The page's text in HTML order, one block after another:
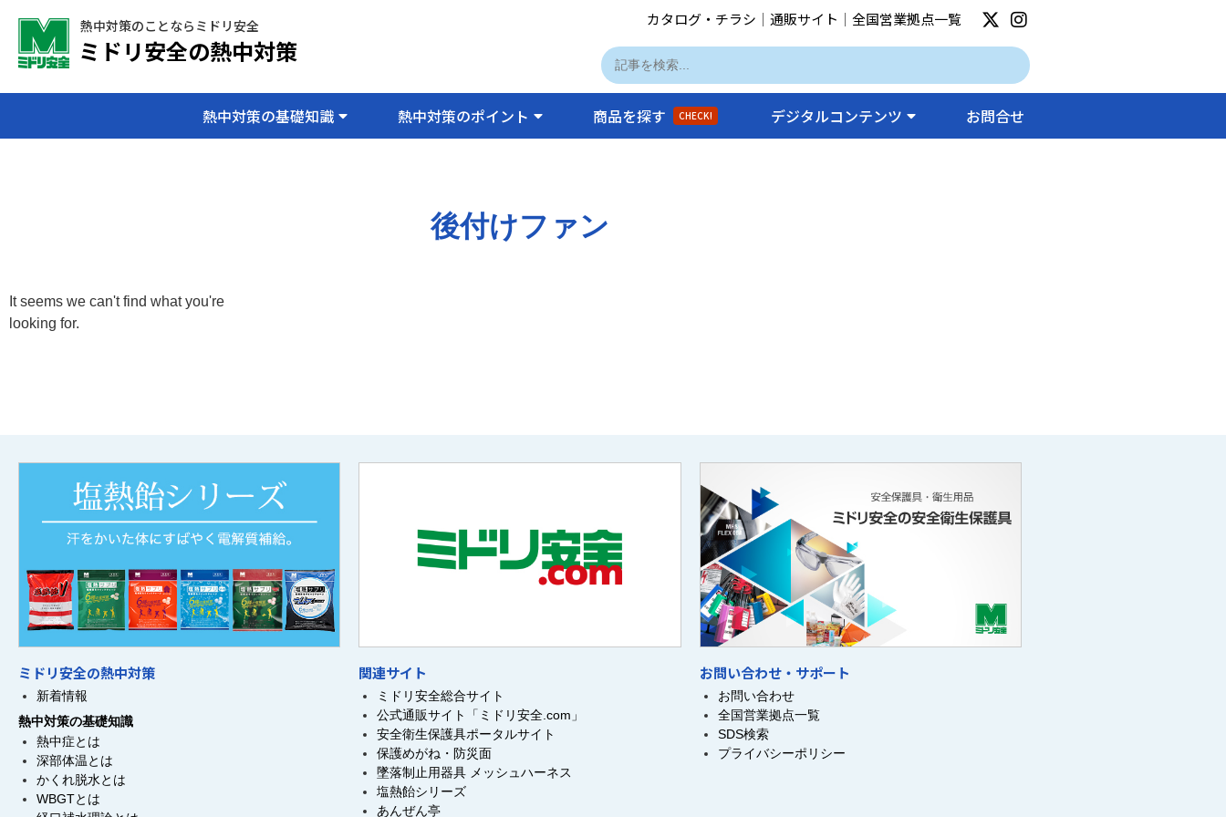
熱中対策のことならミドリ安全
ミドリ安全の熱中対策
カタログ・チラシ ｜通販サイト ｜全国営業拠点一覧
熱中対策の基礎知識 熱中対策のポイント 商品を探す CHECK! デジタルコンテンツ お問合せ
後付けファン
It seems we can't find what you're
looking for.
ミドリ安全の熱中対策
新着情報
熱中対策の基礎知識
熱中症とは
深部体温とは
かくれ脱水とは
WBGTとは
関連サイト
ミドリ安全総合サイト
公式通販サイト「ミドリ安全.com」
安全衛生保護具ポータルサイト
保護めがね・防災面
墜落制止用器具 メッシュハーネス
塩熱飴シリーズ
あんぜん亭
お問い合わせ・サポート
お問い合わせ
全国営業拠点一覧
SDS検索
プライバシーポリシー